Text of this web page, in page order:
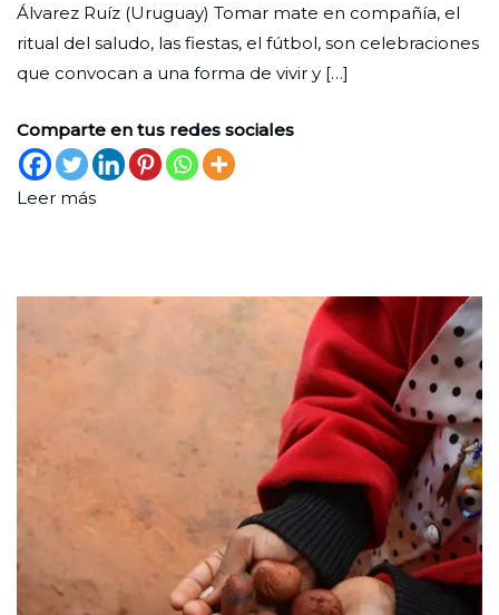
2024
identidad
uruguaya
Álvarez Ruíz (Uruguay) Tomar mate en compañía, el
ritual del saludo, las fiestas, el fútbol, son celebraciones
que convocan a una forma de vivir y […]
Comparte en tus redes sociales
Leer más